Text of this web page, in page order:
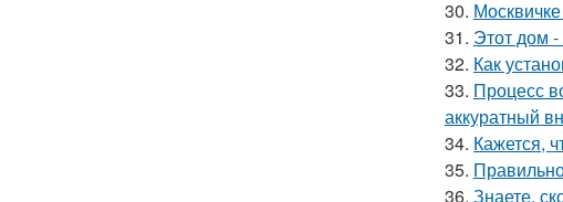
30.
31. Этот дом
32. Как
33. Процесс
аккуратный
34. Кажется,
35.
36. Знаете,